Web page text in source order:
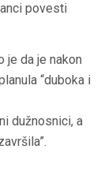
povesti
je da je nakon
“duboka i
dužnosnici, a